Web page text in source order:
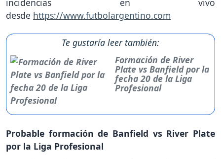
incidencias en vivo
desde https://www.futbolargentino.com
Te gustaría leer también:
Formación de River
Plate vs Banfield por la
fecha 20 de la Liga
Profesional
Probable formación de Banfield vs River Plate
por la Liga Profesional